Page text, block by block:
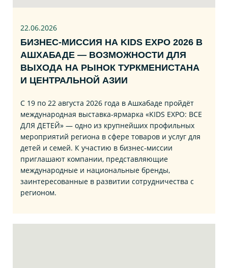
22.06.2026
БИЗНЕС‑МИССИЯ НА KIDS EXPO 2026 В
АШХАБАДЕ — ВОЗМОЖНОСТИ ДЛЯ
ВЫХОДА НА РЫНОК ТУРКМЕНИСТАНА
И ЦЕНТРАЛЬНОЙ АЗИИ
С 19 по 22 августа 2026 года в Ашхабаде пройдёт
международная выставка‑ярмарка «KIDS EXPO: ВСЕ
ДЛЯ ДЕТЕЙ» — одно из крупнейших профильных
мероприятий региона в сфере товаров и услуг для
детей и семей. К участию в бизнес‑миссии
приглашают компании, представляющие
международные и национальные бренды,
заинтересованные в развитии сотрудничества с
регионом.